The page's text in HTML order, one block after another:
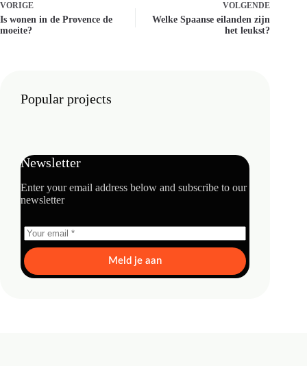
VORIGE
Is wonen in de Provence de
moeite?
VOLGENDE
Welke Spaanse eilanden zijn
het leukst?
Popular projects
Newsletter
Enter your email address below and subscribe to our
newsletter
Meld je aan